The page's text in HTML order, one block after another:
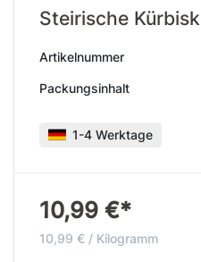
Steirische
Artikelnummer
Packungsinhalt
1-4 Werktage
10,99 €*
10,99 € / Kilogramm